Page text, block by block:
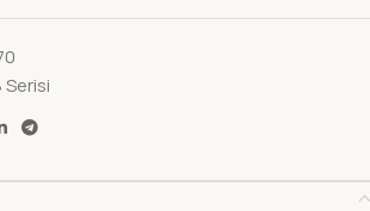
Serisi